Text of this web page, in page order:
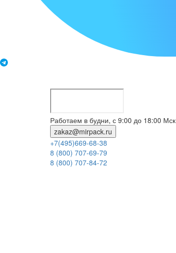
Работаем в будни, с 9:00 до 18:00 Мск
zakaz@mirpack.ru
+7(495)669-68-38
8 (800) 707-69-79
8 (800) 707-84-72